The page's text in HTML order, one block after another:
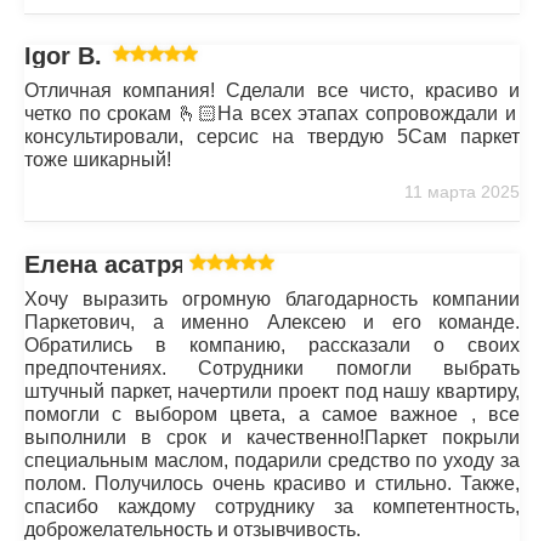
Igor B.
Отличная компания! Сделали все чисто, красиво и
четко по срокам 🫰🏻На всех этапах сопровождали и
консультировали, серсис на твердую 5Сам паркет
тоже шикарный!
11 марта 2025
Елена асатрян
Хочу выразить огромную благодарность компании
Паркетович, а именно Алексею и его команде.
Обратились в компанию, рассказали о своих
предпочтениях. Сотрудники помогли выбрать
штучный паркет, начертили проект под нашу квартиру,
помогли с выбором цвета, а самое важное , все
выполнили в срок и качественно!Паркет покрыли
специальным маслом, подарили средство по уходу за
полом. Получилось очень красиво и стильно. Также,
спасибо каждому сотруднику за компетентность,
доброжелательность и отзывчивость.